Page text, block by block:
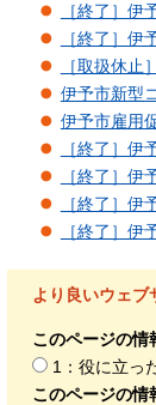
［終了］
［終了］伊
［取扱休
伊予市新型
伊予市雇用
［終了］
［終了］
［終了］
［終了］
より良いウェ
このページの情
1：役に立っ
このページの情